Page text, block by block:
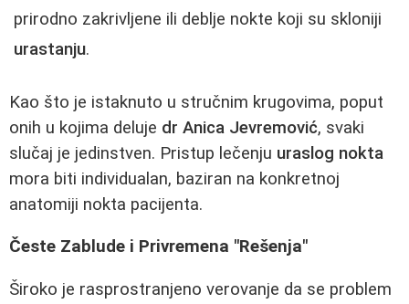
prirodno zakrivljene ili deblje nokte koji su skloniji
urastanju.
Kao što je istaknuto u stručnim krugovima, poput
onih u kojima deluje dr Anica Jevremović, svaki
slučaj je jedinstven. Pristup lečenju uraslog nokta
mora biti individualan, baziran na konkretnoj
anatomiji nokta pacijenta.
Česte Zablude i Privremena "Rešenja"
Široko je rasprostranjeno verovanje da se problem